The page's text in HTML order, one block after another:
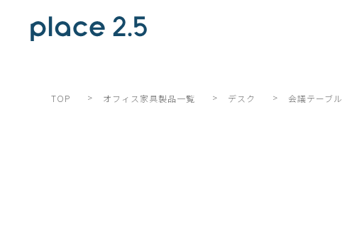
TOP > オフィス家具製品一覧 > デスク > 会議テーブル